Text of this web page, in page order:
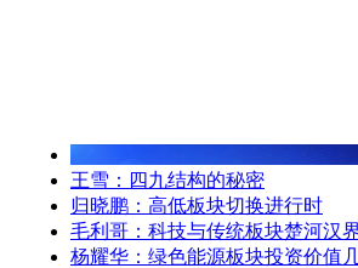
王雪：四九结构的秘密
归晓鹏：高低板块切换进行时
毛利哥：科技与传统板块楚河汉
杨耀华：绿色能源板块投资价值